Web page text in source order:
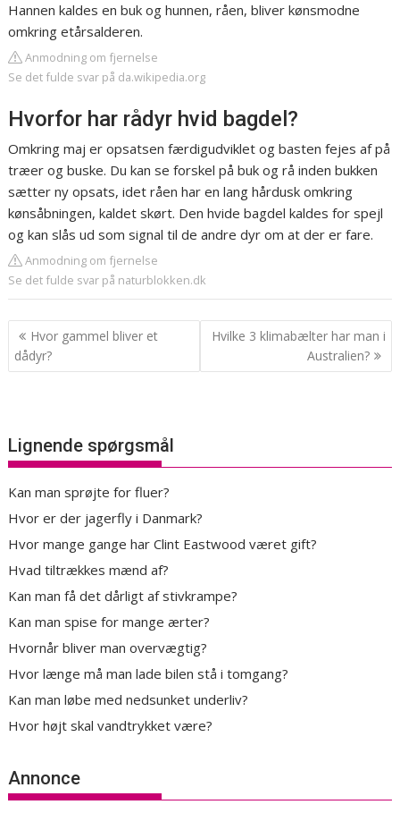
Hannen kaldes en buk og hunnen, råen, bliver kønsmodne
omkring etårsalderen.
Anmodning om fjernelse
Se det fulde svar på da.wikipedia.org
Hvorfor har rådyr hvid bagdel?
Omkring maj er opsatsen færdigudviklet og basten fejes af på
træer og buske. Du kan se forskel på buk og rå inden bukken
sætter ny opsats, idet råen har en lang hårdusk omkring
kønsåbningen, kaldet skørt. Den hvide bagdel kaldes for spejl
og kan slås ud som signal til de andre dyr om at der er fare.
Anmodning om fjernelse
Se det fulde svar på naturblokken.dk
Indlægsnavigation
Hvor gammel bliver et
dådyr?
Hvilke 3 klimabælter har man i
Australien?
Lignende spørgsmål
Kan man sprøjte for fluer?
Hvor er der jagerfly i Danmark?
Hvor mange gange har Clint Eastwood været gift?
Hvad tiltrækkes mænd af?
Kan man få det dårligt af stivkrampe?
Kan man spise for mange ærter?
Hvornår bliver man overvægtig?
Hvor længe må man lade bilen stå i tomgang?
Kan man løbe med nedsunket underliv?
Hvor højt skal vandtrykket være?
Annonce